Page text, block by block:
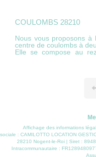
cette maison de
pièce de vie
en chambre d'appoint
Affichage des informations
sociale : CAMILOTTO LOCATION
28210 Nogent-le-Roi | Siret :
Intracommunautaire :